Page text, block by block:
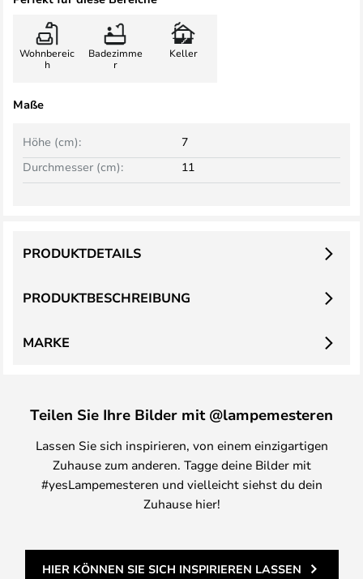
Wohnbereic
h
Badezimme
r
Keller
Maße
Höhe (cm):
7
Durchmesser (cm):
11
PRODUKTBESCHREIBUNG
PRODUKTDETAILS
MARKE
Teilen Sie Ihre Bilder mit @lampemesteren
Lassen Sie sich inspirieren, von einem einzigartigen
Zuhause zum anderen. Tagge deine Bilder mit
#yesLampemesteren und vielleicht siehst du dein
Zuhause hier!
HIER KÖNNEN SIE SICH INSPIRIEREN LASSEN